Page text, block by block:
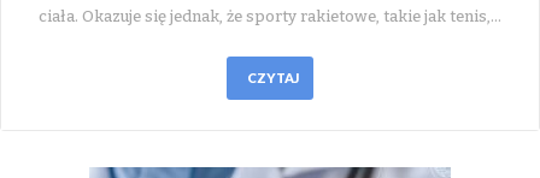
ciała. Okazuje się jednak, że sporty rakietowe, takie jak tenis,…
CZYTAJ